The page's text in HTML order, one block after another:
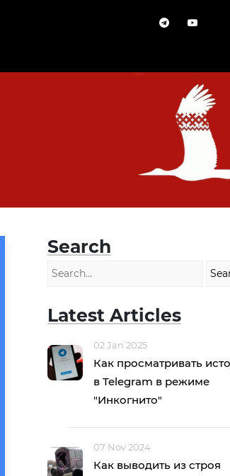
Search
Latest Articles
02 Jan 2025
Как просматривать
в Telegram в режиме
"Инкогнито"
07 Nov 2024
Как выводить из строя